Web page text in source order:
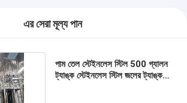
এর সেরা মূল্য পান
পাম তেল স্টেইনলেস স্টিল 500 গ্যালন
ট্যাঙ্ক স্টেইনলেস স্টিল জলের ট্যাঙ্ক